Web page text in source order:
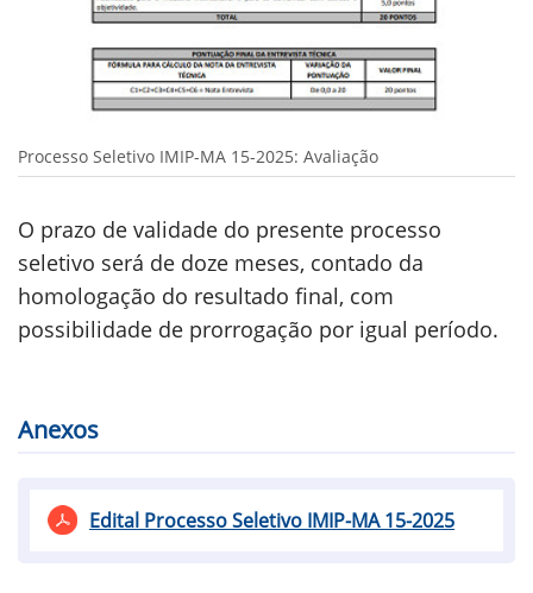
Processo Seletivo IMIP-MA 15-2025: Avaliação
O prazo de validade do presente processo
seletivo será de doze meses, contado da
homologação do resultado final, com
possibilidade de prorrogação por igual período.
Anexos
Edital Processo Seletivo IMIP-MA 15-2025